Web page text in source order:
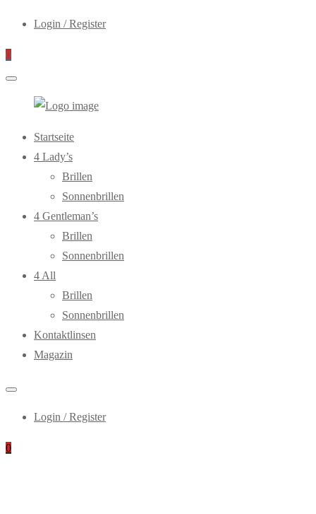
Login / Register
0
Primary
Menu
Startseite
4 Lady’s
Brillen
Sonnenbrillen
4 Gentleman’s
Brillen
Sonnenbrillen
4 All
Brillen
Sonnenbrillen
Kontaktlinsen
Magazin
Login / Register
0